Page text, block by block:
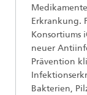
Erkrankung.
Konsortiums
neuer
Prävention
Bakterien,